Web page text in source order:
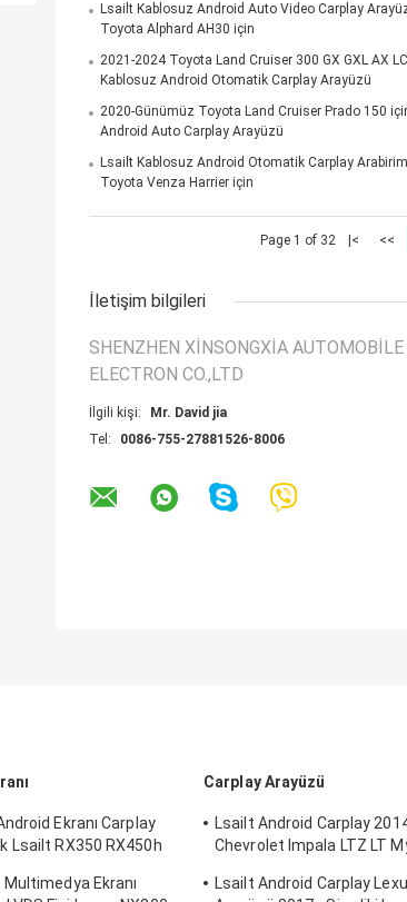
Lsailt Kablosuz Android Auto Video Carplay
Toyota Alphard AH30 için
2021-2024 Toyota Land Cruiser 300 GX GXL AX
Kablosuz Android Otomatik Carplay Arayüzü
2020-Günümüz Toyota Land Cruiser Prado 150
Android Auto Carplay Arayüzü
Lsailt Kablosuz Android Otomatik Carplay
Toyota Venza Harrier için
Page 1 of 32 |< <<
İletişim bilgileri
SHENZHEN XINSONGXIA AUTOMOBILE
ELECTRON CO.,LTD
İlgili kişi:
Mr. David jia
Tel:
0086-755-27881526-8006
Ekranı Carplay
Lsailt RX350 RX450h
Ekranı
Carplay Arayüzü
Lsailt Android Carplay
Chevrolet Impala LTZ LT
Lsailt Android Carplay